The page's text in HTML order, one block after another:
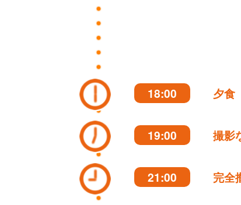
18:00 夕食
19:00 撮影
21:00 完全